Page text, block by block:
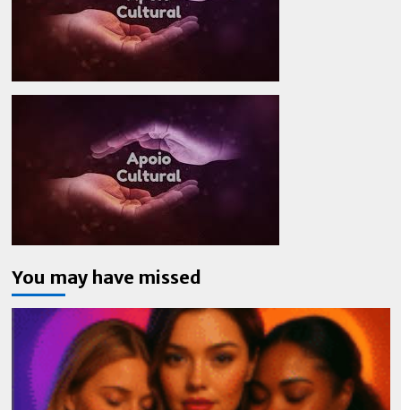
You may have missed